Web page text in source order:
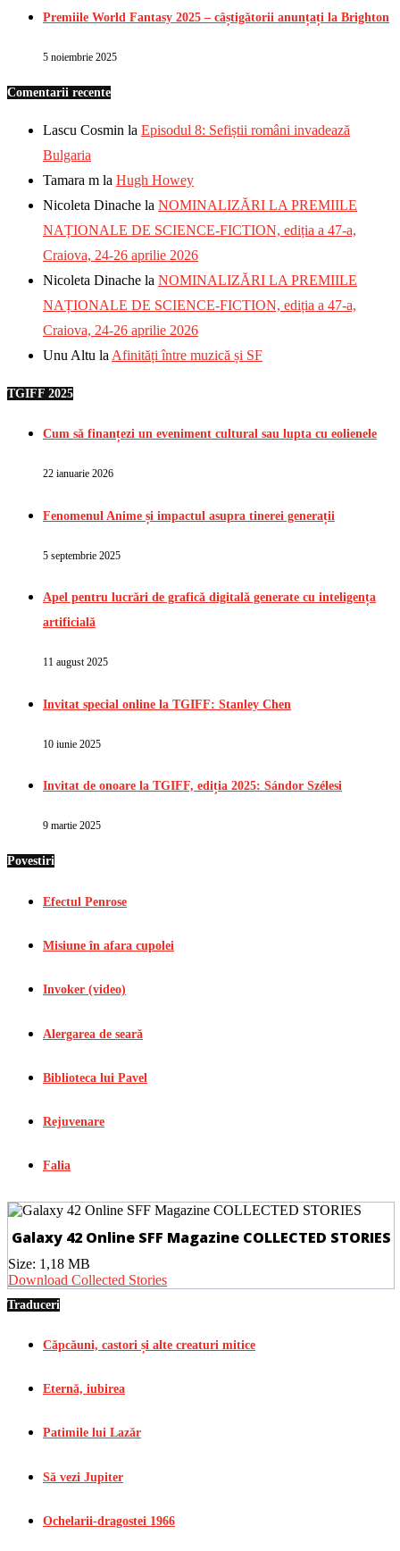
Premiile World Fantasy 2025 – câștigătorii anunțați la Brighton
5 noiembrie 2025
Comentarii recente
Lascu Cosmin la Episodul 8: Sefiștii români invadează
Bulgaria
Tamara m la Hugh Howey
Nicoleta Dinache la NOMINALIZĂRI LA PREMIILE
NAȚIONALE DE SCIENCE-FICTION, ediția a 47-a,
Craiova, 24-26 aprilie 2026
Nicoleta Dinache la NOMINALIZĂRI LA PREMIILE
NAȚIONALE DE SCIENCE-FICTION, ediția a 47-a,
Craiova, 24-26 aprilie 2026
Unu Altu la Afinități între muzică și SF
TGIFF 2025
Cum să finanțezi un eveniment cultural sau lupta cu eolienele
22 ianuarie 2026
Fenomenul Anime și impactul asupra tinerei generații
5 septembrie 2025
Apel pentru lucrări de grafică digitală generate cu inteligența
artificială
11 august 2025
Invitat special online la TGIFF: Stanley Chen
10 iunie 2025
Invitat de onoare la TGIFF, ediția 2025: Sándor Szélesi
9 martie 2025
Povestiri
Efectul Penrose
Misiune în afara cupolei
Invoker (video)
Alergarea de seară
Biblioteca lui Pavel
Rejuvenare
Falia
Galaxy 42 Online SFF Magazine COLLECTED STORIES
Size: 1,18 MB
Download Collected Stories
Traduceri
Căpcăuni, castori și alte creaturi mitice
Eternă, iubirea
Patimile lui Lazăr
Să vezi Jupiter
Ochelarii-dragostei 1966